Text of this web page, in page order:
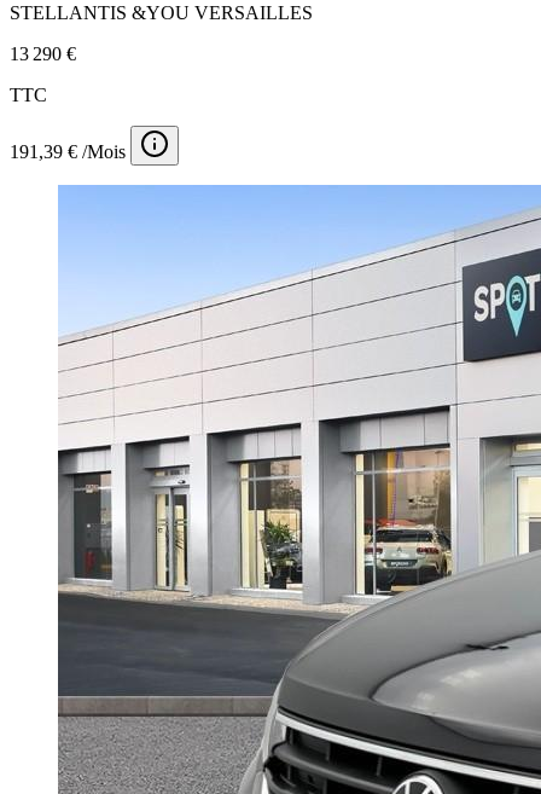
STELLANTIS &YOU VERSAILLES
13 290 €
TTC
191,39 € /Mois